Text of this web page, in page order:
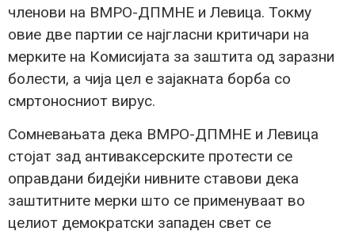
членови на ВМРО-ДПМНЕ и Левица. Токму
овие две партии се најгласни критичари на
мерките на Комисијата за заштита од заразни
болести, а чија цел е зајакната борба со
смртоносниот вирус.
Сомневањата дека ВМРО-ДПМНЕ и Левица
стојат зад антиваксерските протести се
оправдани бидејќи нивните ставови дека
заштитните мерки што се применуваат во
целиот демократски западен свет се